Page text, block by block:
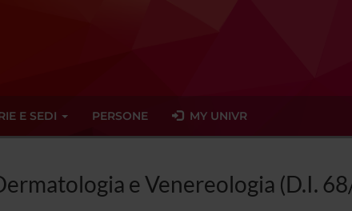
E SEDI PERSONE MY UNIVR
e Venereologia (D.I.